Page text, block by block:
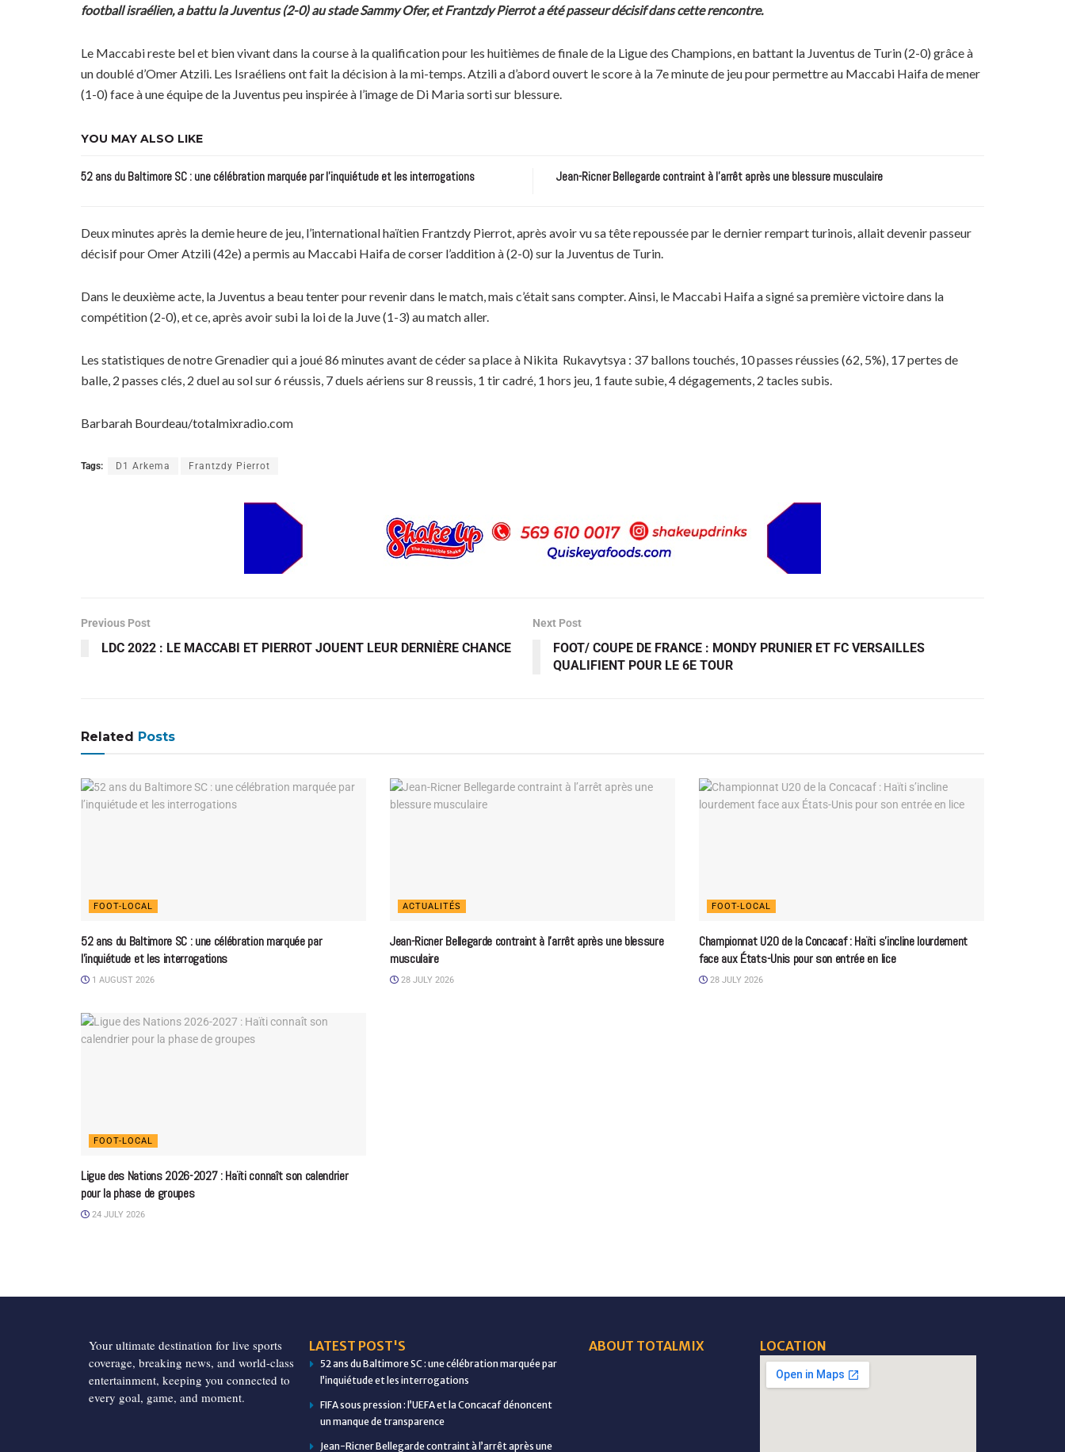
football israélien, a battu la Juventus (2-0) au stade Sammy Ofer, et Frantzdy Pierrot a été passeur décisif dans cette rencontre.
Le Maccabi reste bel et bien vivant dans la course à la qualification pour les huitièmes de finale de la Ligue des Champions, en battant la Juventus de Turin (2-0) grâce à
un doublé d’Omer Atzili. Les Israéliens ont fait la décision à la mi-temps. Atzili a d’abord ouvert le score à la 7e minute de jeu pour permettre au Maccabi Haifa de mener
(1-0) face à une équipe de la Juventus peu inspirée à l’image de Di Maria sorti sur blessure.
YOU MAY ALSO LIKE
52 ans du Baltimore SC : une célébration marquée par l’inquiétude et les interrogations Jean-Ricner Bellegarde contraint à l’arrêt après une blessure musculaire
Deux minutes après la demie heure de jeu, l’international haïtien Frantzdy Pierrot, après avoir vu sa tête repoussée par le dernier rempart turinois, allait devenir passeur
décisif pour Omer Atzili (42e) a permis au Maccabi Haifa de corser l’addition à (2-0) sur la Juventus de Turin.
Dans le deuxième acte, la Juventus a beau tenter pour revenir dans le match, mais c’était sans compter. Ainsi, le Maccabi Haifa a signé sa première victoire dans la
compétition (2-0), et ce, après avoir subi la loi de la Juve (1-3) au match aller.
Les statistiques de notre Grenadier qui a joué 86 minutes avant de céder sa place à Nikita Rukavytsya : 37 ballons touchés, 10 passes réussies (62, 5%), 17 pertes de
balle, 2 passes clés, 2 duel au sol sur 6 réussis, 7 duels aériens sur 8 reussis, 1 tir cadré, 1 hors jeu, 1 faute subie, 4 dégagements, 2 tacles subis.
Barbarah Bourdeau/totalmixradio.com
Tags: D1 Arkema Frantzdy Pierrot
Previous Post
LDC 2022 : LE MACCABI ET PIERROT JOUENT LEUR DERNIÈRE CHANCE
Next Post
FOOT/ COUPE DE FRANCE : MONDY PRUNIER ET FC VERSAILLES
QUALIFIENT POUR LE 6E TOUR
Related Posts
FOOT-LOCAL
52 ans du Baltimore SC : une célébration marquée par
l’inquiétude et les interrogations
1 AUGUST 2026
ACTUALITÉS
Jean-Ricner Bellegarde contraint à l’arrêt après une blessure
musculaire
28 JULY 2026
FOOT-LOCAL
Championnat U20 de la Concacaf : Haïti s’incline lourdement
face aux États-Unis pour son entrée en lice
28 JULY 2026
FOOT-LOCAL
Ligue des Nations 2026-2027 : Haïti connaît son calendrier
pour la phase de groupes
24 JULY 2026
Your ultimate destination for live sports
coverage, breaking news, and world-class
entertainment, keeping you connected to
every goal, game, and moment.
LATEST POST'S
52 ans du Baltimore SC : une célébration marquée par
l’inquiétude et les interrogations
FIFA sous pression : l’UEFA et la Concacaf dénoncent
un manque de transparence
Jean-Ricner Bellegarde contraint à l’arrêt après une
ABOUT TOTALMIX LOCATION